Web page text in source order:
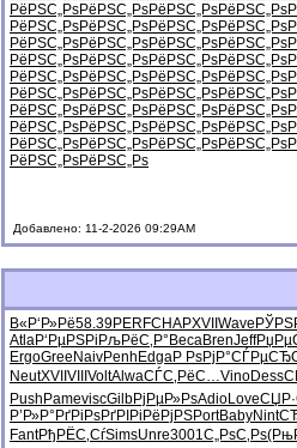
РёРЅС„РѕРёРЅС„РѕРёРЅС„РѕРёРЅС„Рѕ
РёРЅС„РѕРёРЅС„РѕРёРЅС„РѕРёРЅС„Рѕ
РёРЅС„РѕРёРЅС„РѕРёРЅС„РѕРёРЅС„Рѕ
РёРЅС„РѕРёРЅС„РѕРёРЅС„РѕРёРЅС„Рѕ
РёРЅС„РѕРёРЅС„РѕРёРЅС„РѕРёРЅС„Рѕ
РёРЅС„РѕРёРЅС„РѕРёРЅС„РѕРёРЅС„Рѕ
РёРЅС„РѕРёРЅС„РѕРёРЅС„РѕРёРЅС„Рѕ
РёРЅС„РѕРёРЅС„РѕРёРЅС„РѕРёРЅС„Рѕ
РёРЅС„РѕРёРЅС„РѕРёРЅС„РѕРёРЅС„Рѕ
РёРЅС„РѕРёРЅС„Рѕ
Добавлено: 11-2-2026 09:29AM
В«Р‘Р»Рё58.39PERFCHAPXVII Wave
AtlaР‘РµРЅРі РљРёС‚Р° BecaBrenJeff
ErgoGree NaivPenh EdgaР РѕРјР°
NeutXVII VIII VoltAlwaСЃС‚РёС…VinoDess
Push PameviscGilbРјРµР»РѕAdioLove
Р’Р»Р°РґРіРѕРґРІ РіРёРјРЅPortBabyNint
FantРђРЁС‚СѓSimsUnre3001С„РѕС‚Рѕ